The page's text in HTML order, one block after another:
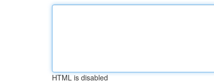
HTML is disabled